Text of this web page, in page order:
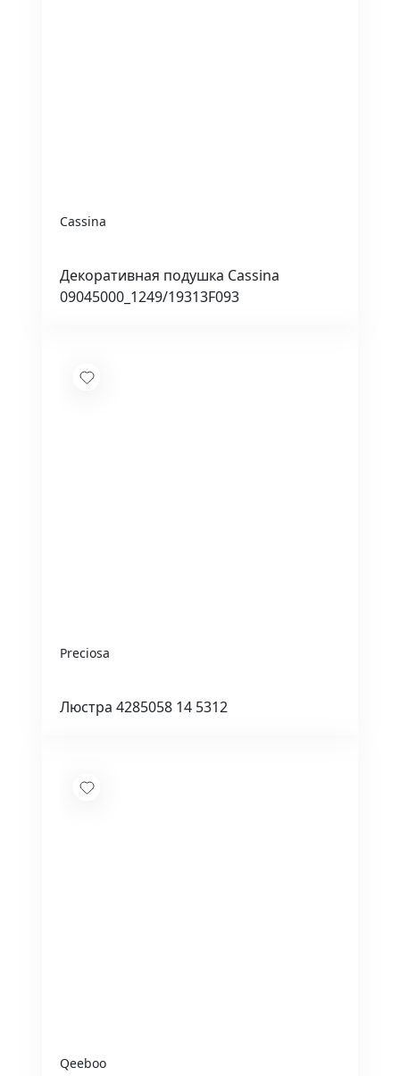
Cassina
Декоративная подушка Cassina
09045000_1249/19313F093
Preciosa
Люстра 4285058 14 5312
Qeeboo